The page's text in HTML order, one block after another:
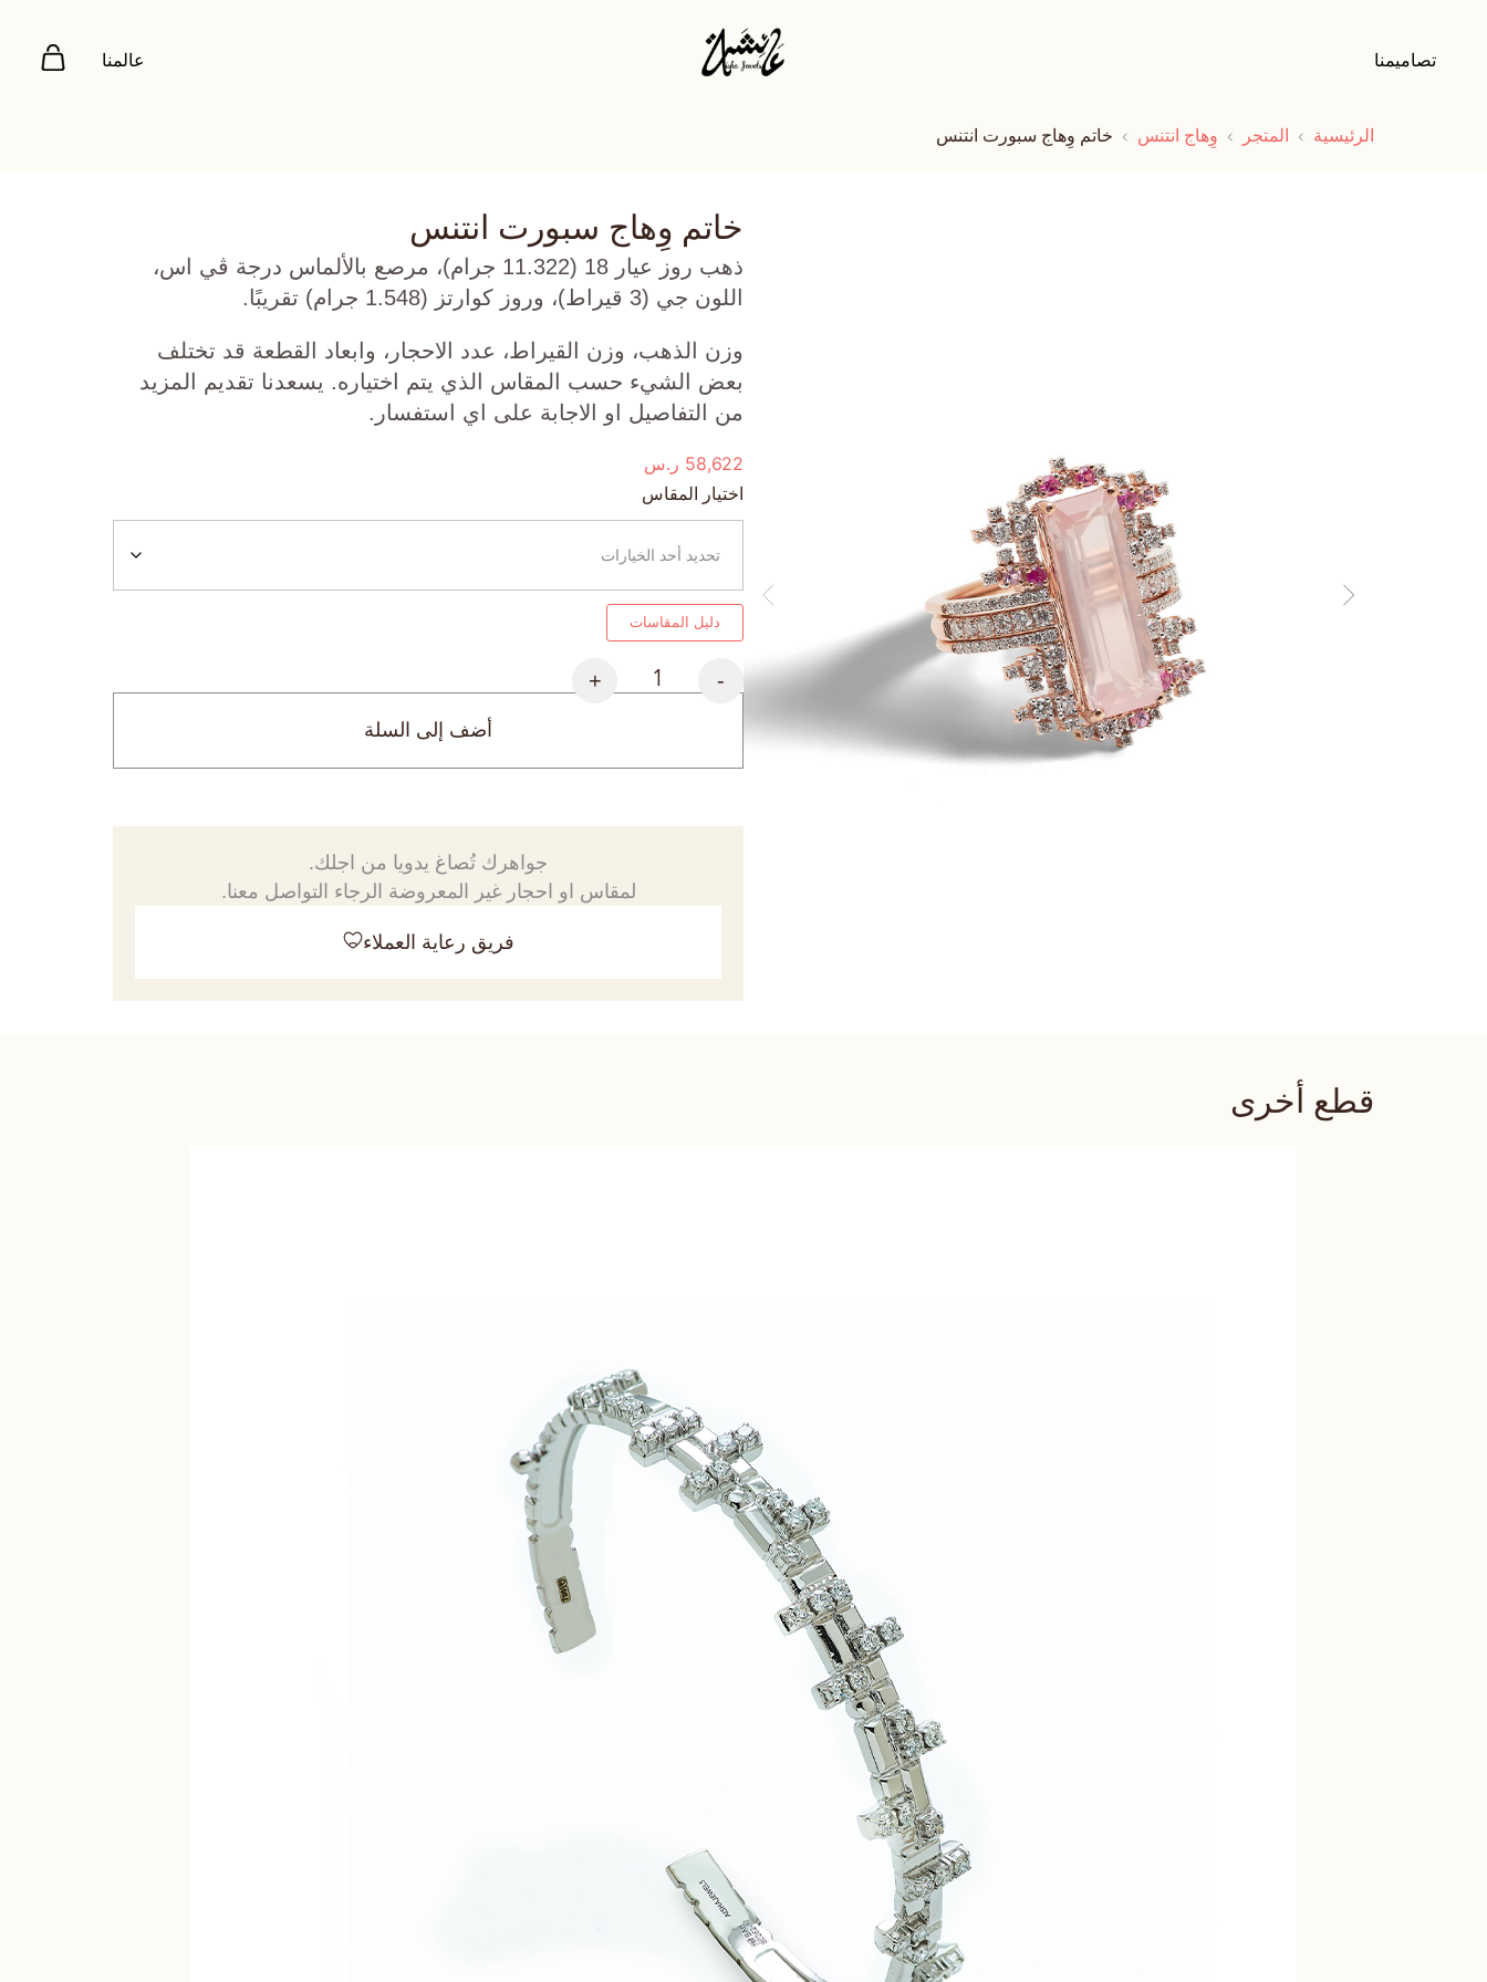
تصاميمنا عالمنا
الرئيسية المتجر وِهاج انتنس خاتم وِهاج سبورت انتنس
خاتم وِهاج سبورت انتنس
ذهب روز عيار 18 (11.322 جرام)، مرصع بالألماس درجة ڤي اس،
اللون جي (3 قيراط)، وروز كوارتز (1.548 جرام) تقريبًا.
وزن الذهب، وزن القيراط، عدد الاحجار، وابعاد القطعة قد تختلف
بعض الشيء حسب المقاس الذي يتم اختياره. يسعدنا تقديم المزيد
من التفاصيل او الاجابة على اي استفسار.
58,622 ر.س
اختيار المقاس
دليل المقاسات
-
+
أضف إلى السلة
جواهرك تُصاغ يدويا من اجلك.
لمقاس او احجار غير المعروضة الرجاء التواصل معنا.
فريق رعاية العملاء
قطع أخرى